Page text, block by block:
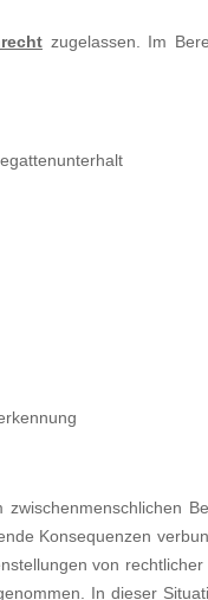
zugelassen. Im
Konsequenzen
von
In dieser